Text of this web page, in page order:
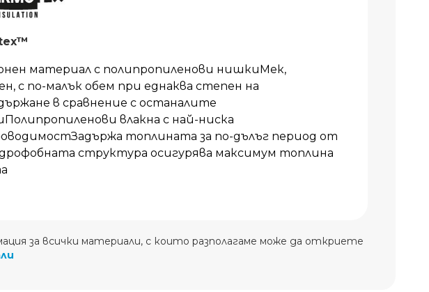
материал с полипропиленови нишкиМек,
с по-малък обем при еднаква степен на
в сравнение с останалите
влакна с най-ниска
топлината за по-дълъг период от
структура осигурява максимум топлина
за всички материали, с които разполагаме може да откриете